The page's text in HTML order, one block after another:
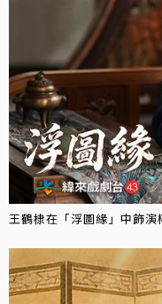
王鶴棣在「浮圖緣」中飾